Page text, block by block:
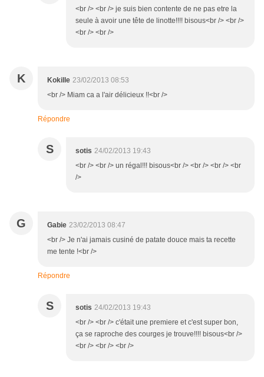
<br /> <br /> je suis bien contente de ne pas etre la
seule à avoir une tête de linotte!!!! bisous<br /> <br />
<br /> <br />
K Kokille 23/02/2013 08:53
<br /> Miam ca a l'air délicieux !!<br />
Répondre
S sotis 24/02/2013 19:43
<br /> <br /> un régal!!! bisous<br /> <br /> <br /> <br
/>
G Gabie 23/02/2013 08:47
<br /> Je n'ai jamais cusiné de patate douce mais ta recette
me tente !<br />
Répondre
S sotis 24/02/2013 19:43
<br /> <br /> c'était une premiere et c'est super bon,
ça se raproche des courges je trouve!!!! bisous<br />
<br /> <br /> <br />